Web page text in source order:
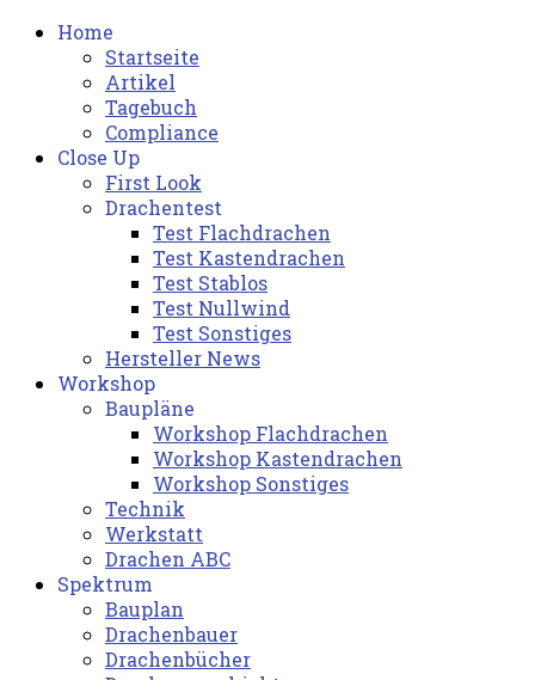
Home
Startseite
Artikel
Tagebuch
Compliance
Close Up
First Look
Drachentest
Test Flachdrachen
Test Kastendrachen
Test Stablos
Test Nullwind
Test Sonstiges
Hersteller News
Workshop
Baupläne
Workshop Flachdrachen
Workshop Kastendrachen
Workshop Sonstiges
Technik
Werkstatt
Drachen ABC
Spektrum
Bauplan
Drachenbauer
Drachenbücher